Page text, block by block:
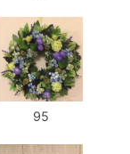
95